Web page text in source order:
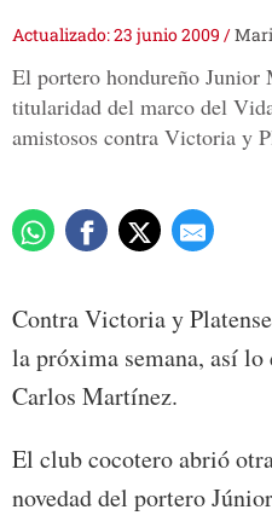
Actualizado: 23 junio 2009 /
El portero hondureño Junior
titularidad del marco del
amistosos contra Victoria y
Contra Victoria y
la próxima semana, así
Carlos Martínez.
El club cocotero abrió
novedad del portero